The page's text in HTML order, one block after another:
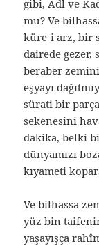
gibi, Adl ve
mu? Ve
küre-i arz, bir
dairede gezer,
beraber
eşyayı
sürati bir
sekenesini
dakika, belki
dünyamızı
kıyameti
Ve bilhassa
yüz bin
yaşayışça